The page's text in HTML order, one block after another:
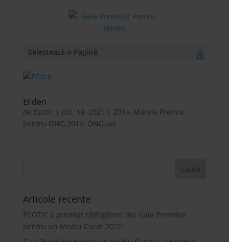
Selectează o Pagină
EFden
de Ecotic | oct. 19, 2021 | 2014, Marele Premiu
pentru ONG 2014, ONG-uri
Articole recente
ECOTIC a premiat câștigătorii din Gala Premiilor
pentru un Mediu Curat 2022!